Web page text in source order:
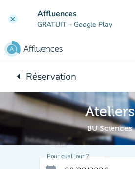
clear Affluences
GRATUIT – Google Play
arrow_leftRetour à :
Réservation
Ateliers
BU Sciences
Pour quel jour ?